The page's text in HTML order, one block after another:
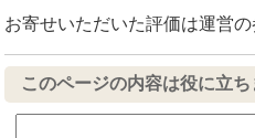
お寄せいただいた評価は運営の
このページの内容は役に立ち